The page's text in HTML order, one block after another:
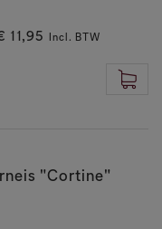
11,95 Incl. BTW
"Cortine"